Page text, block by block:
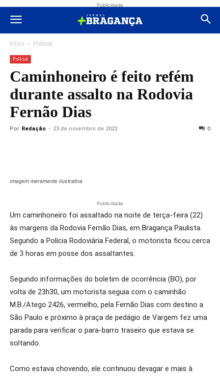
Publicidade
Início Polícial
Polícial
Caminhoneiro é feito refém
durante assalto na Rodovia
Fernão Dias
Por Redação - 23 de novembro de 2022 0
imagem meramente ilustrativa
Publicidade
Um caminhoneiro foi assaltado na noite de terça-feira (22)
às margens da Rodovia Fernão Dias, em Bragança Paulista.
Segundo a Polícia Rodoviária Federal, o motorista ficou cerca
de 3 horas em posse dos assaltantes.
Segundo informações do boletim de ocorrência (BO), por
volta de 23h30, um motorista seguia com o caminhão
M.B./Atego 2426, vermelho, pela Fernão Dias com destino a
São Paulo e próximo à praça de pedágio de Vargem fez uma
parada para verificar o para-barro traseiro que estava se
soltando.
Como estava chovendo, ele continuou devagar e mais à